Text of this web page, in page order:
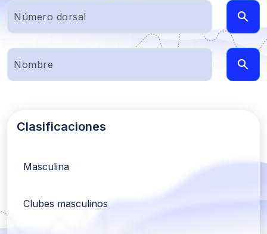
Clasificaciones
Masculina
Clubes masculinos